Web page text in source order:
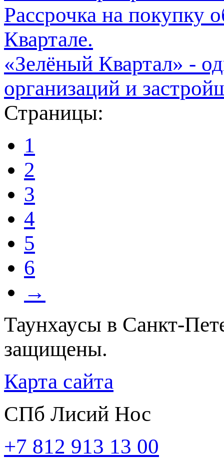
Рассрочка на покупку
Квартале.
«Зелёный Квартал» -
организаций и
Страницы:
1
2
3
4
5
6
→
Таунхаусы в Санкт-
защищены.
Карта сайта
СПб Лисий Нос
+7 812 913 13 00